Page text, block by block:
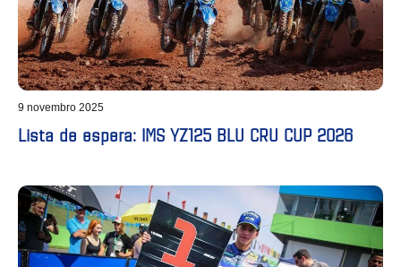
9 novembro 2025
Lista de espera: IMS YZ125 BLU CRU CUP 2026